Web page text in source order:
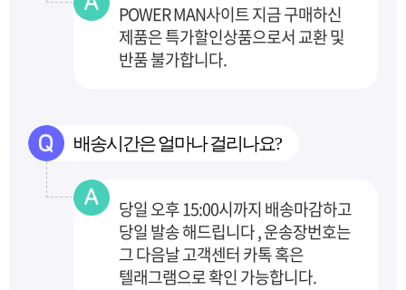
POWER MAN사이트 지금 구매하신
제품은 특가할인상품으로서 교환 및
반품 불가합니다.
배송시간은 얼마나 걸리나요?
당일 오후 15:00시까지 배송마감하고
당일 발송 해드립니다 , 운송장번호는
그 다음날 고객센터카톡 혹은
텔래그램으로 확인 가능합니다.